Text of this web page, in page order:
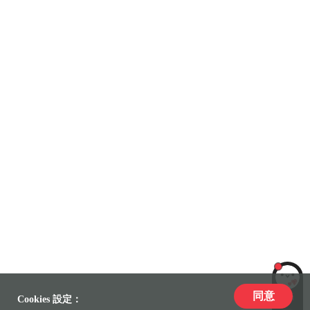
LiLi
Cookies 設定： 同意